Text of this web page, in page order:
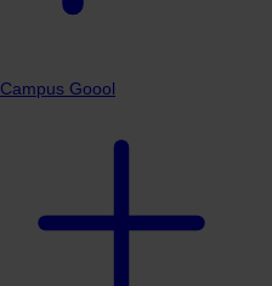
Campus Goool